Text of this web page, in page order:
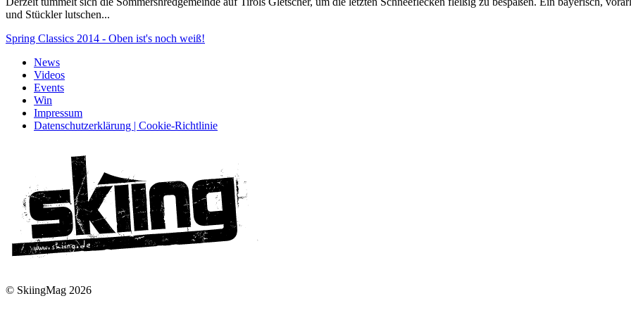
und Stückler lutschen...
Spring Classics 2014 - Oben ist's noch weiß!
News
Videos
Events
Win
Impressum
Datenschutzerklärung | Cookie-Richtlinie
© SkiingMag 2026